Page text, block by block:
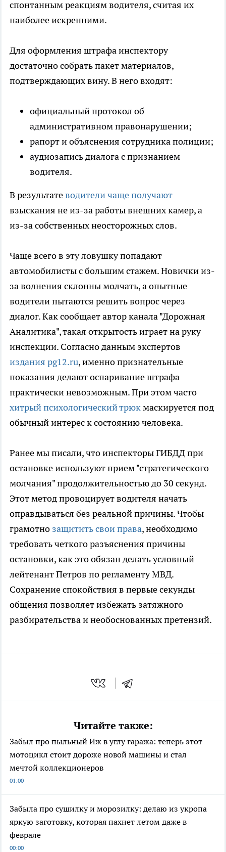
спонтанным реакциям водителя, считая их
наиболее искренними.
Для оформления штрафа инспектору
достаточно собрать пакет материалов,
подтверждающих вину. В него входят:
официальный протокол об
административном правонарушении;
рапорт и объяснения сотрудника полиции;
аудиозапись диалога с признанием
водителя.
В результатеводители чаще получают
взыскания не из-за работы внешних камер, а
из-за собственных неосторожных слов.
Чаще всего в эту ловушку попадают
автомобилисты с большим стажем. Новички из-
за волнения склонны молчать, а опытные
водители пытаются решить вопрос через
диалог. Как сообщает автор канала "Дорожная
Аналитика", такая открытость играет на руку
инспекции. Согласно данным экспертов
издания pg12.ru, именно признательные
показания делают оспаривание штрафа
практически невозможным. При этом часто
хитрый психологический трюкмаскируется под
обычный интерес к состоянию человека.
Ранее мы писали, что инспекторы ГИБДД при
остановке используют прием "стратегического
молчания" продолжительностью до 30 секунд.
Этот метод провоцирует водителя начать
оправдываться без реальной причины. Чтобы
грамотно защитить свои права, необходимо
требовать четкого разъяснения причины
остановки, как это обязан делать условный
лейтенант Петров по регламенту МВД.
Сохранение спокойствия в первые секунды
общения позволяет избежать затяжного
разбирательства и необоснованных претензий.
Читайте также:
Забыл про пыльный Иж в углу гаража: теперь этот
мотоцикл стоит дороже новой машины и стал
мечтой коллекционеров
01:00
Забыла про сушилку и морозилку: делаю из укропа
яркую заготовку, которая пахнет летом даже в
феврале
00:00